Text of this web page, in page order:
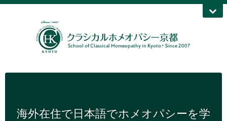
海外在住で日本語でホメオパシーを学